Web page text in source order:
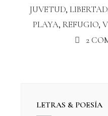
JUVETUD, LIBERTAD
PLAYA, REFUGIO,
2
LETRAS & POESÍA